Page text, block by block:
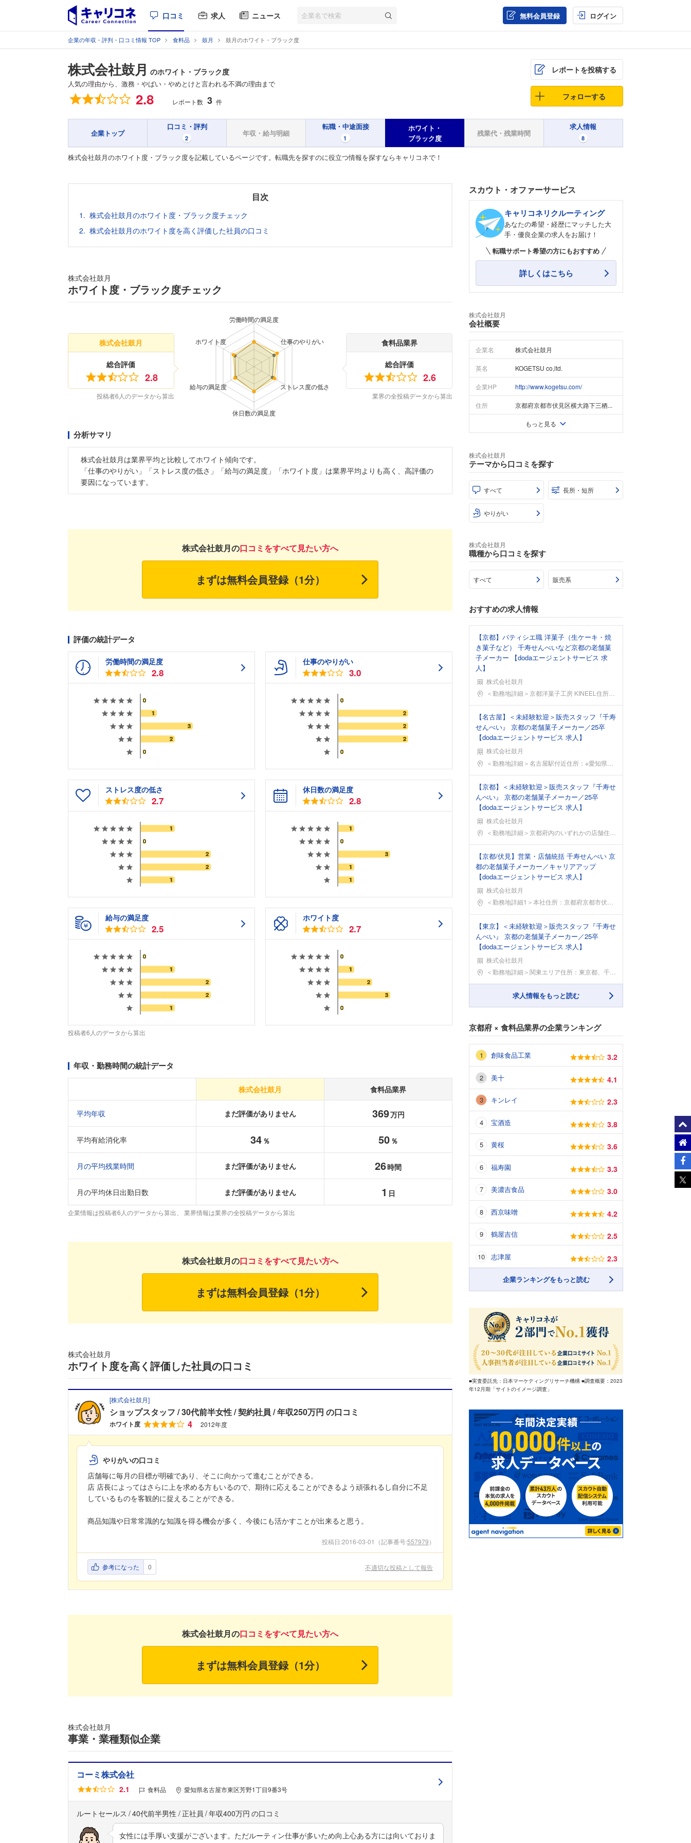
口コミ 求人 ニュース 無料会員登録 ログイン
企業の年収・評判・口コミ情報 TOP 食料品 鼓月 鼓月のホワイト・ブラック度
株式会社鼓月 のホワイト・ブラック度
人気の理由から、激務・やばい・やめとけと言われる不満の理由まで
総合評価 2.8 レポート数 3 件
レポートを投稿する
フォローする
企業トップ
口コミ・評判
2
年収・給与明細
転職・中途面接
1
ホワイト・
ブラック度
残業代・残業時間
求人情報
8
株式会社鼓月のホワイト度・ブラック度を記載しているページです。転職先を探すのに役立つ情報を探すならキャリコネで！
フォローしました
こちらの企業もフォローしませんか？
目次
株式会社鼓月のホワイト度・ブラック度チェック
株式会社鼓月のホワイト度を高く評価した社員の口コミ
株式会社鼓月
ホワイト度・ブラック度チェック
株式会社鼓月
総合評価
2.8
投稿者6人のデータから算出
食料品業界
総合評価
2.6
業界の全投稿データから算出
分析サマリ
株式会社鼓月は業界平均と比較してホワイト傾向です。
「仕事のやりがい」「ストレス度の低さ」「給与の満足度」「ホワイト度」は業界平均よりも高く、高評価の
要因になっています。
株式会社鼓月の口コミをすべて見たい方へ
まずは無料会員登録（1分）
評価の統計データ
労働時間の満足度
2.8
仕事のやりがい
3.0
ストレス度の低さ
2.7
休日数の満足度
2.8
給与の満足度
2.5
ホワイト度
2.7
投稿者6人のデータから算出
年収・勤務時間の統計データ
株式会社鼓月 食料品業界
平均年収 まだ評価がありません 369万円
平均有給消化率 34 ％ 50 ％
月の平均残業時間 まだ評価がありません 26時間
月の平均休日出勤日数 まだ評価がありません 1 日
企業情報は投稿者6人のデータから算出、 業界情報は業界の全投稿データから算出
株式会社鼓月の口コミをすべて見たい方へ
まずは無料会員登録（1分）
株式会社鼓月
ホワイト度を高く評価した社員の口コミ
[株式会社鼓月]
ショップスタッフ 30代前半女性 契約社員 年収250万円 の口コミ
ホワイト度 4 2012年度
やりがいの口コミ
店舗毎に毎月の目標が明確であり、そこに向かって進むことができる。
店 店長によってはさらに上を求める方もいるので、期待に応えることができるよう頑張れるし自分に不足
しているものを客観的に捉えることができる。
商品知識や日常常識的な知識を得る機会が多く、今後にも活かすことが出来ると思う。
投稿日:2016-03-01 （記事番号:557979）
参考になった 0 不適切な投稿として報告
株式会社鼓月の口コミをすべて見たい方へ
まずは無料会員登録（1分）
株式会社鼓月
事業・業種類似企業
コーミ株式会社
2.1 食料品 愛知県名古屋市東区芳野1丁目9番3号
ルートセールス 40代前半男性 正社員 年収400万円
女性には手厚い支援がございます。ただルーティン仕事が多いため向上心ある方には向いておりま
スカウト・オファーサービス
キャリコネリクルーティング
あなたの希望・経歴にマッチした大
手・優良企業の求人をお届け！
転職サポート希望の方にもおすすめ
詳しくはこちら
株式会社鼓月
会社概要
企業名 株式会社鼓月
英名 KOGETSU co,ltd.
企業HP http://www.kogetsu.com/
住所 京都府京都市伏見区横大路下三栖...
もっと見る
株式会社鼓月
テーマから口コミを探す
すべて 長所・短所
やりがい
株式会社鼓月
職種から口コミを探す
すべて 販売系
おすすめの求人情報
【京都】パティシエ職 洋菓子（生ケーキ・焼
き菓子など） 千寿せんべいなど京都の老舗菓
子メーカー 【dodaエージェントサービス 求
人】
株式会社鼓月
勤務地＜勤務地詳細＞京都洋菓子工房 KINEEL住所：京
【名古屋】＜未経験歓迎＞販売スタッフ『千寿
せんべい』 京都の老舗菓子メーカー／25卒
【dodaエージェントサービス 求人】
株式会社鼓月
勤務地＜勤務地詳細＞名古屋駅付近住所：※愛知県 名古屋駅
【京都】＜未経験歓迎＞販売スタッフ『千寿せ
んべい』 京都の老舗菓子メーカー／25卒
【dodaエージェントサービス 求人】
株式会社鼓月
勤務地＜勤務地詳細＞京都府内のいずれかの店舗住所：京都府
【京都/伏見】営業・店舗統括 千寿せんべい 京
都の老舗菓子メーカー／キャリアアップ
【dodaエージェントサービス 求人】
株式会社鼓月
勤務地＜勤務地詳細1＞本社住所：京都府京都市伏見区横大路
【東京】＜未経験歓迎＞販売スタッフ『千寿せ
んべい』 京都の老舗菓子メーカー／25卒
【dodaエージェントサービス 求人】
株式会社鼓月
勤務地＜勤務地詳細＞関東エリア住所：東京都、千葉県、神奈
求人情報をもっと読む
京都府 × 食料品業界の企業ランキング
創味食品工業 3.2
美十 4.1
キンレイ 2.3
宝酒造 3.8
黄桜 3.6
福寿園 3.3
美濃吉食品 3.0
西京味噌 4.2
鶴屋吉信 2.5
志津屋 2.3
企業ランキングをもっと読む
■実査委託先：日本マーケティングリサーチ機構 ■調査概要：2023
年12月期「サイトのイメージ調査」